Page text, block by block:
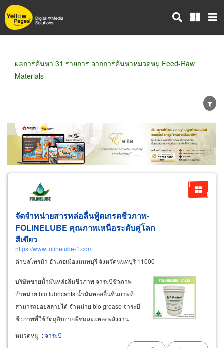
ข้าม
ไป
ผลการค้นหา 31 รายการ จากการค้นหาหมวดหมู่ Feed-Raw
Materials
ขายส่ง ขายปลีก ผู้ผลิต
ตัวแทนจัดจำหน่าย
ผู้ส่งออก/นำเข้า
ธุรกิจบริการ
จัดจำหน่ายสารหล่อลื่นฟู้ดเกรดชีวภาพ-
FOLINELUBE คุณภาพเหนือระดับคู่โลก
สีเขียว
https://www.folinelube-1.com
ตำบลไทรม้า อำเภอเมืองนนทบุรี จังหวัดนนทบุรี 11000
บริษัทขายน้ำมันหล่อลื่นชีวภาพ จาระบีชีวภาพ
จำหน่าย bio lubricants น้ำมันหล่อลื่นชีวภาพที่
สามารถย่อยสลายได้ จำหน่าย bio grease จาระบี
ชีวภาพที่ใช้วัตถุดิบจากพืชและแหล่งพลังงาน
หมุนเวียน จำหน่าย solid lubricants สารหล่อลื่น
ชนิดของแข็งที่ช่วยลดแรงเสียดทานและเพิ่มอายุ
หมวดหมู่ :จาระบี